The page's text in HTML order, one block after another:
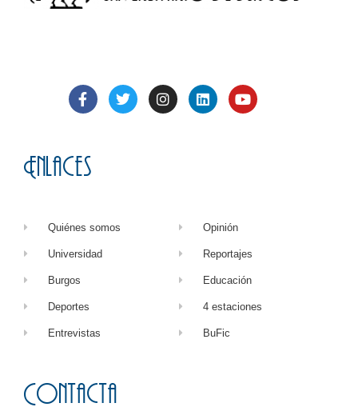
Enlaces
Quiénes somos
Universidad
Burgos
Deportes
Entrevistas
Opinión
Reportajes
Educación
4 estaciones
BuFic
Contacta